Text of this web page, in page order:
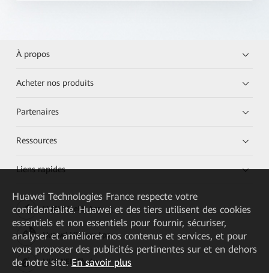
À propos
Acheter nos produits
Partenaires
Ressources
Liens rapides
HUAWEI eKit App
Huawei HiKnow App
HUAWEI eFly App
Huawei Technologies France respecte votre
confidentialité. Huawei et des tiers utilisent des cookies
essentiels et non essentiels pour fournir, sécuriser,
analyser et améliorer nos contenus et services, et pour
vous proposer des publicités pertinentes sur et en dehors
de notre site. En savoir plus